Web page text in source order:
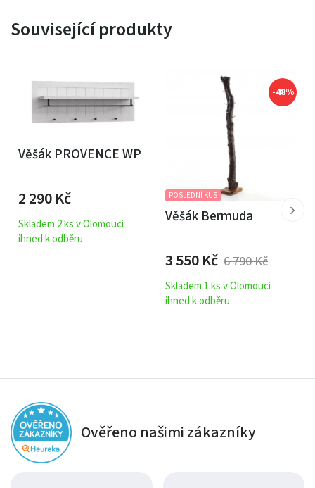
Související produkty
Věšák PROVENCE WP
2 290Kč
Skladem 2 ks v Olomouci
ihned k odběru
-48%
POSLEDNÍ KUS
Věšák Bermuda
3 550Kč 6 790Kč
Skladem 1 ks v Olomouci
ihned k odběru
Ověřeno našimi zákazníky